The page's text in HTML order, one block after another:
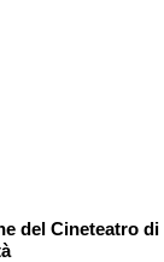
del Cineteatro